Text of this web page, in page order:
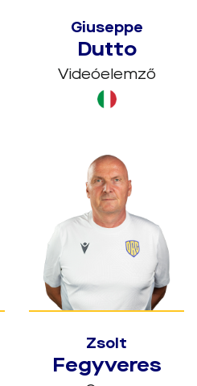
Giuseppe
Dutto
Videóelemző
Zsolt
Fegyveres